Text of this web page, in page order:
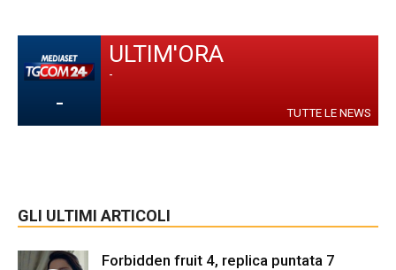
-
ULTIM'ORA
-
TUTTE LE NEWS
GLI ULTIMI ARTICOLI
Forbidden fruit 4, replica puntata 7